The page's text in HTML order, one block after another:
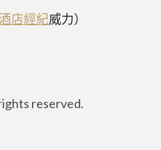
酒店經紀威力）
reserved.